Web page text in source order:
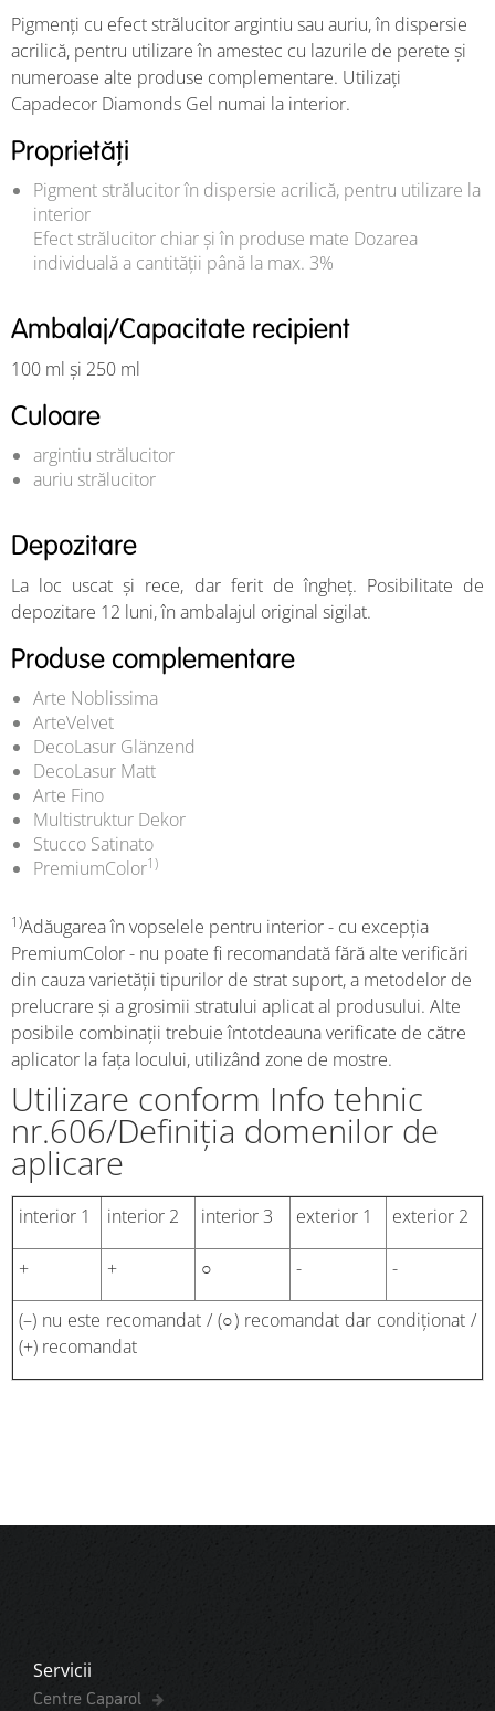
Pigmenți cu efect strălucitor argintiu sau auriu, în dispersie
acrilică, pentru utilizare în amestec cu lazurile de perete și
numeroase alte produse complementare. Utilizați
Capadecor Diamonds Gel numai la interior.
Proprietăți
Pigment strălucitor în dispersie acrilică, pentru utilizare la
interior
Efect strălucitor chiar și în produse mate Dozarea
individuală a cantității până la max. 3%
Ambalaj/Capacitate recipient
100 ml și 250 ml
Culoare
argintiu strălucitor
auriu strălucitor
Depozitare
La loc uscat și rece, dar ferit de îngheț. Posibilitate de
depozitare 12 luni, în ambalajul original sigilat.
Produse complementare
Arte Noblissima
ArteVelvet
DecoLasur Glänzend
DecoLasur Matt
Arte Fino
Multistruktur Dekor
Stucco Satinato
PremiumColor1)
1)Adăugarea în vopselele pentru interior - cu excepția
PremiumColor - nu poate fi recomandată fără alte verificări
din cauza varietății tipurilor de strat suport, a metodelor de
prelucrare și a grosimii stratului aplicat al produsului. Alte
posibile combinații trebuie întotdeauna verificate de către
aplicator la fața locului, utilizând zone de mostre.
Utilizare conform Info tehnic
nr.606/Definiția domenilor de
aplicare
interior 1 interior 2 interior 3 exterior 1 exterior 2
+ + ○ - -
(–) nu este recomandat / (○) recomandat dar condiționat /
(+) recomandat
Servicii
Centre Caparol